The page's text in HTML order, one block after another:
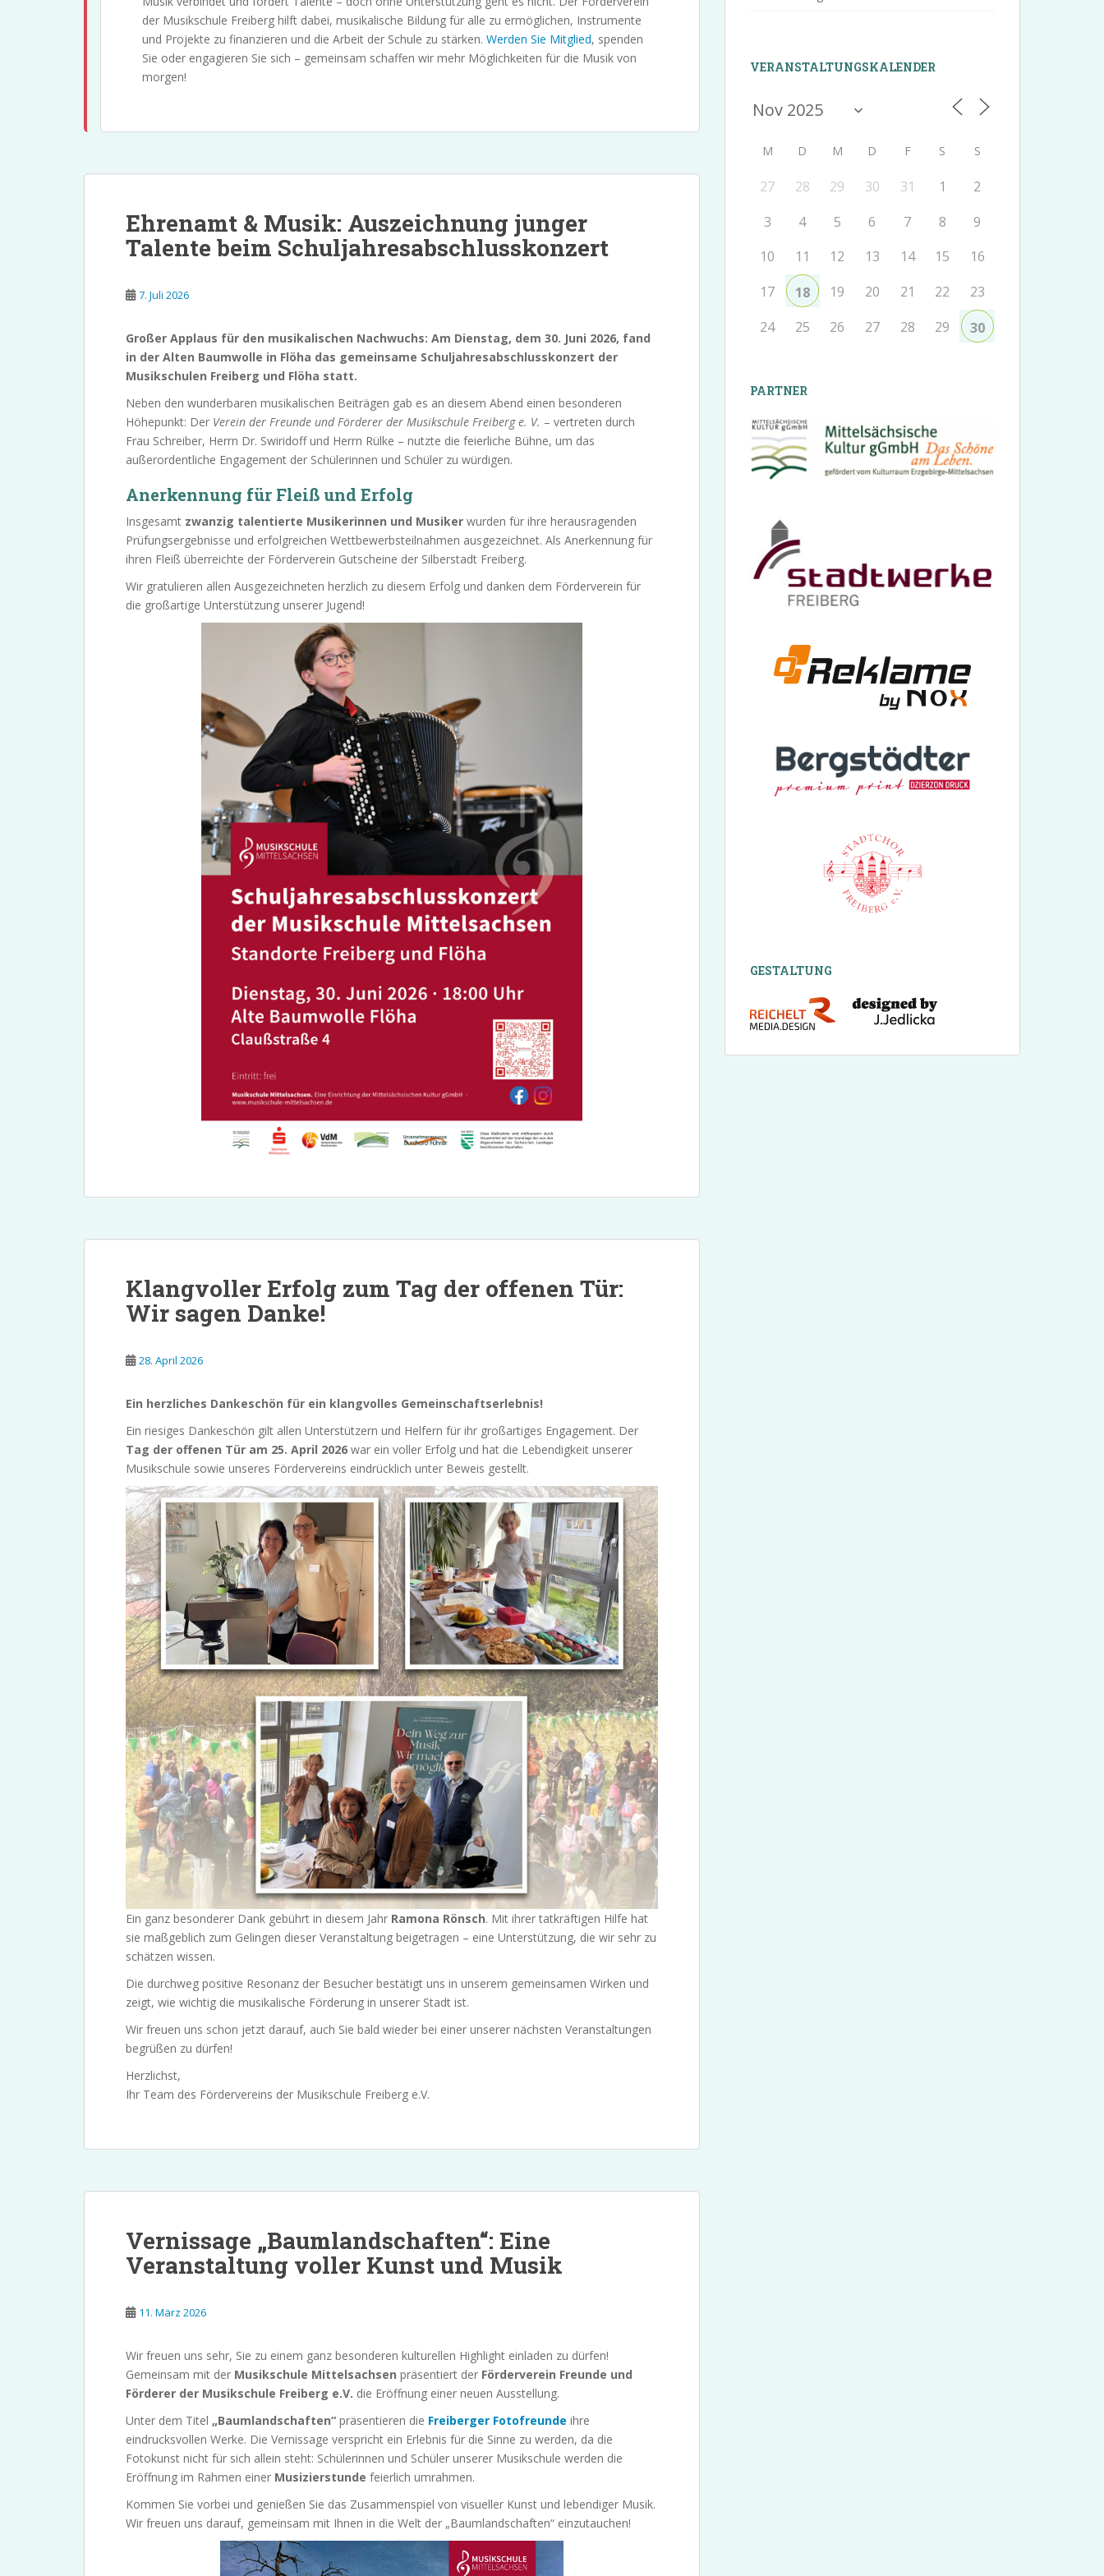
der Musikschule Freiberg hilft dabei, musikalische Bildung für alle zu ermöglichen, Instrumente
und Projekte zu finanzieren und die Arbeit der Schule zu stärken. Werden Sie Mitglied, spenden
Sie oder engagieren Sie sich – gemeinsam schaffen wir mehr Möglichkeiten für die Musik von
morgen!
Ehrenamt & Musik: Auszeichnung junger
Talente beim Schuljahresabschlusskonzert
7. Juli 2026
Großer Applaus für den musikalischen Nachwuchs: Am Dienstag, dem 30. Juni 2026, fand
in der Alten Baumwolle in Flöha das gemeinsame Schuljahresabschlusskonzert der
Musikschulen Freiberg und Flöha statt.
Neben den wunderbaren musikalischen Beiträgen gab es an diesem Abend einen besonderen
Höhepunkt: Der Verein der Freunde und Förderer der Musikschule Freiberg e. V. – vertreten durch
Frau Schreiber, Herrn Dr. Swiridoff und Herrn Rülke – nutzte die feierliche Bühne, um das
außerordentliche Engagement der Schülerinnen und Schüler zu würdigen.
Anerkennung für Fleiß und Erfolg
Insgesamt zwanzig talentierte Musikerinnen und Musiker wurden für ihre herausragenden
Prüfungsergebnisse und erfolgreichen Wettbewerbsteilnahmen ausgezeichnet. Als Anerkennung für
ihren Fleiß überreichte der Förderverein Gutscheine der Silberstadt Freiberg.
Wir gratulieren allen Ausgezeichneten herzlich zu diesem Erfolg und danken dem Förderverein für
die großartige Unterstützung unserer Jugend!
Klangvoller Erfolg zum Tag der offenen Tür:
Wir sagen Danke!
28. April 2026
Ein herzliches Dankeschön für ein klangvolles Gemeinschaftserlebnis!
Ein riesiges Dankeschön gilt allen Unterstützern und Helfern für ihr großartiges Engagement. Der
Tag der offenen Tür am 25. April 2026 war ein voller Erfolg und hat die Lebendigkeit unserer
Musikschule sowie unseres Fördervereins eindrücklich unter Beweis gestellt.
Ein ganz besonderer Dank gebührt in diesem Jahr Ramona Rönsch. Mit ihrer tatkräftigen Hilfe hat
sie maßgeblich zum Gelingen dieser Veranstaltung beigetragen – eine Unterstützung, die wir sehr zu
schätzen wissen.
Die durchweg positive Resonanz der Besucher bestätigt uns in unserem gemeinsamen Wirken und
zeigt, wie wichtig die musikalische Förderung in unserer Stadt ist.
Wir freuen uns schon jetzt darauf, auch Sie bald wieder bei einer unserer nächsten Veranstaltungen
begrüßen zu dürfen!
Herzlichst,
Ihr Team des Fördervereins der Musikschule Freiberg e.V.
Vernissage „Baumlandschaften“: Eine
Veranstaltung voller Kunst und Musik
11. März 2026
Wir freuen uns sehr, Sie zu einem ganz besonderen kulturellen Highlight einladen zu dürfen!
Gemeinsam mit der Musikschule Mittelsachsen präsentiert der Förderverein Freunde und
Förderer der Musikschule Freiberg e.V. die Eröffnung einer neuen Ausstellung.
Unter dem Titel „Baumlandschaften“ präsentieren die Freiberger Fotofreunde ihre
eindrucksvollen Werke. Die Vernissage verspricht ein Erlebnis für die Sinne zu werden, da die
Fotokunst nicht für sich allein steht: Schülerinnen und Schüler unserer Musikschule werden die
Eröffnung im Rahmen einer Musizierstunde feierlich umrahmen.
Kommen Sie vorbei und genießen Sie das Zusammenspiel von visueller Kunst und lebendiger Musik.
Wir freuen uns darauf, gemeinsam mit Ihnen in die Welt der „Baumlandschaften“ einzutauchen!
VERANSTALTUNGSKALENDER
M D M D F S S
27 28 29 30 31 1
2
3
4 5 6 7 8
9
10
11 12 13 14 15
16
17
18 19 20 21 22
23
24
25 26 27 28 29 30
PARTNER
GESTALTUNG